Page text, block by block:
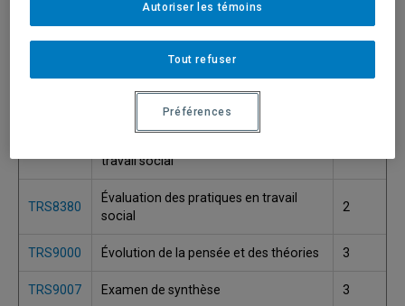
travail social
TRS8380
Évaluation des pratiques en travail
social
2
TRS9000 Évolution de la pensée et des théories 3
TRS9007 Examen de synthèse 3
Tout refuser
Autoriser les témoins
Préférences